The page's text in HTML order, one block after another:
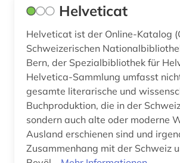
Helveticat
Helveticat ist der Online-Katalog
Schweizerischen
Bern, der Spezialbibliothek für
Helvetica-Sammlung umfasst
gesamte literarische und
Buchproduktion, die in der
sondern auch alte oder moderne
Ausland erschienen sind und
Zusammenhang mit der Schweiz